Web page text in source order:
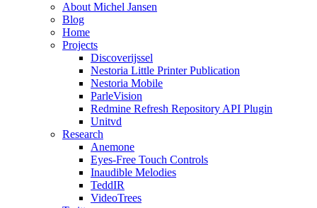
About Michel Jansen
Blog
Home
Projects
Discoverijssel
Nestoria Little Printer Publication
Nestoria Mobile
ParleVision
Redmine Refresh Repository API Plugin
Unitvd
Research
Anemone
Eyes-Free Touch Controls
Inaudible Melodies
TeddIR
VideoTrees